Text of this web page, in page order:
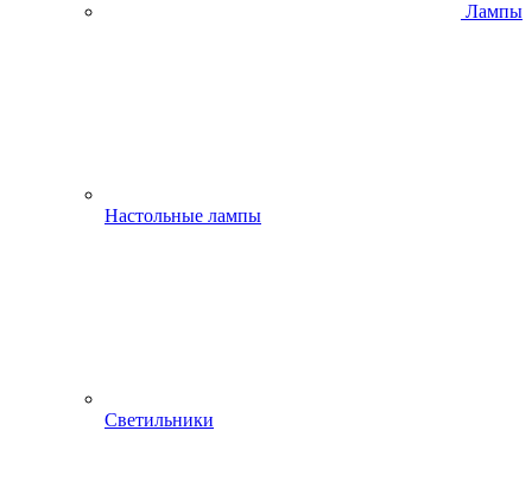
Лампы
Настольные лампы
Светильники